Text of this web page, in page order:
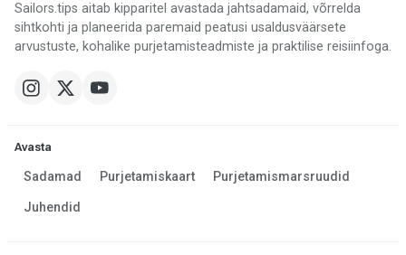
Sailors.tips aitab kipparitel avastada jahtsadamaid, võrrelda
sihtkohti ja planeerida paremaid peatusi usaldusväärsete
arvustuste, kohalike purjetamisteadmiste ja praktilise reisiinfoga.
Avasta
Sadamad Purjetamiskaart Purjetamismarsruudid
Juhendid